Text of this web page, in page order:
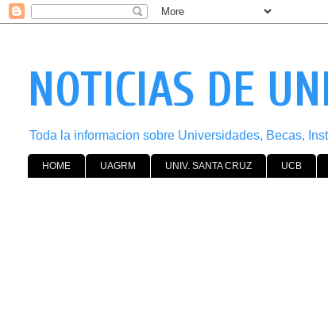
NOTICIAS DE
Toda la informacion sobre Universidades, Becas,
HOME UAGRM UNIV. SANTA CRUZ UCB